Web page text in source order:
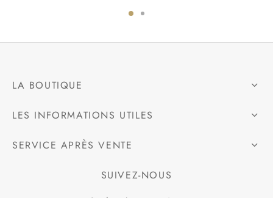
LA BOUTIQUE
LES INFORMATIONS UTILES
SERVICE APRÈS VENTE
SUIVEZ-NOUS